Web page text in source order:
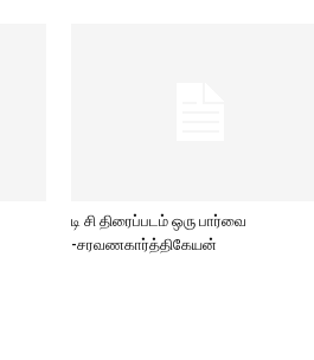
டி சி திரைப்படம் ஒரு பார்வை
-சரவணகார்த்திகேயன்